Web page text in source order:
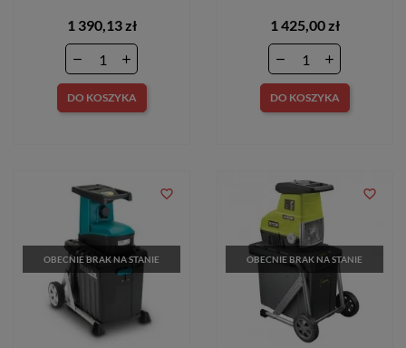
1 390,13 zł
DO KOSZYKA
1 425,00 zł
DO KOSZYKA
OBECNIE BRAK NA STANIE
favorite_border
OBECNIE BRAK NA STANIE
favorite_border